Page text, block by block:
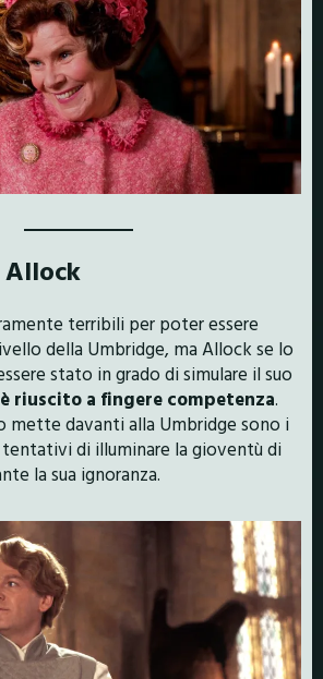
terribili per poter essere
della Umbridge, ma Allock se lo
stato in grado di simulare il suo
riuscito a fingere competenza.
mette davanti alla Umbridge sono i
di illuminare la gioventù di
la sua ignoranza.